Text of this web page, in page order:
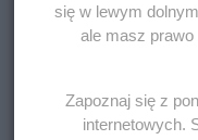
się w lewym
ale masz prawo
Zapoznaj się z
internetowych.